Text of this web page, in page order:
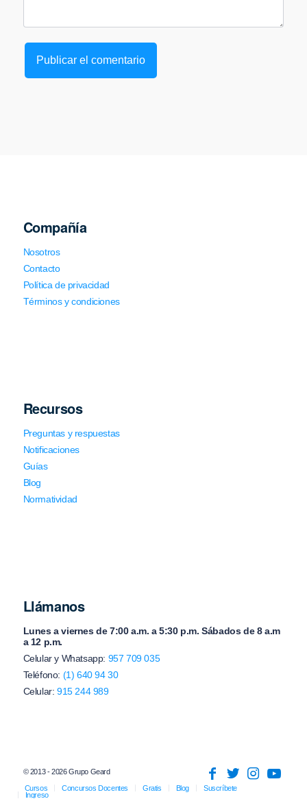
Compañía
Nosotros
Contacto
Política de privacidad
Términos y condiciones
Recursos
Preguntas y respuestas
Notificaciones
Guías
Blog
Normatividad
Llámanos
Lunes a viernes de 7:00 a.m. a 5:30 p.m. Sábados de 8 a.m
a 12 p.m.
Celular y Whatsapp: 957 709 035
Teléfono: (1) 640 94 30
Celular: 915 244 989
© 2013 - 2026 Grupo Geard
Cursos
Concursos Docentes Gratis Blog
Suscríbete
Ingreso